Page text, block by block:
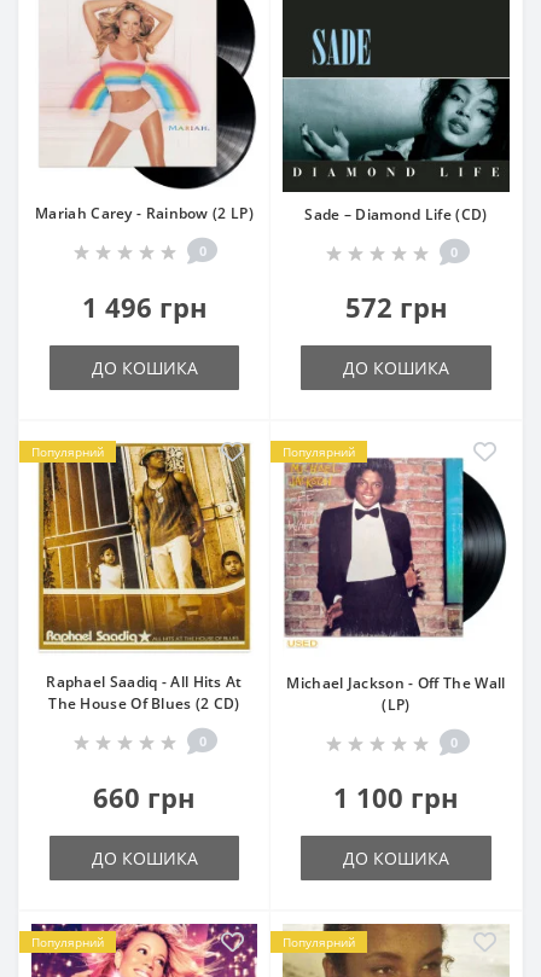
Mariah Carey - Rainbow (2 LP)
0
1 496 грн
ДО КОШИКА
Sade – Diamond Life (CD)
0
572 грн
ДО КОШИКА
Популярний
Raphael Saadiq - All Hits At
The House Of Blues (2 CD)
0
660 грн
ДО КОШИКА
Популярний
Michael Jackson - Off The Wall
(LP)
0
1 100 грн
ДО КОШИКА
Популярний Популярний